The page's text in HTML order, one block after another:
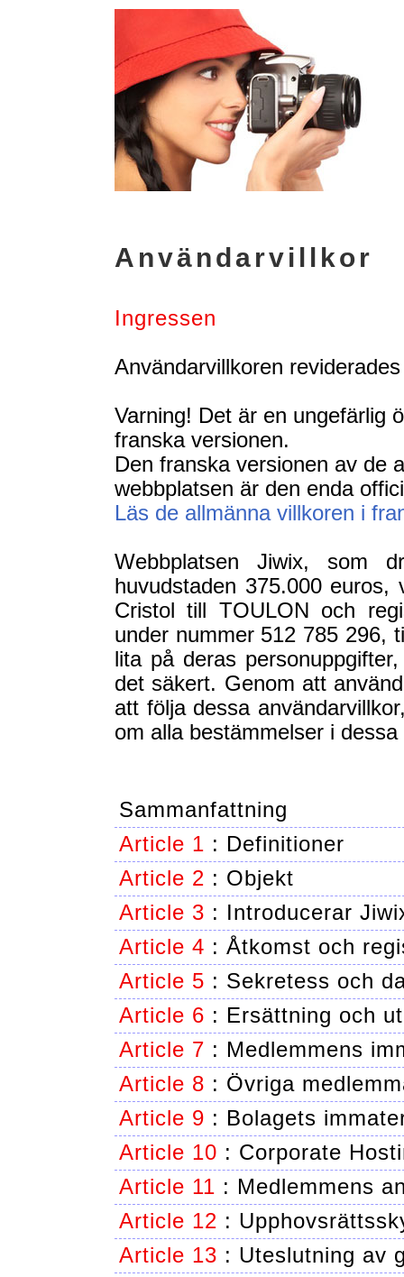
Användarvillkor
Ingressen
Användarvillkoren
Varning! Det är en ungefärlig
franska versionen.
Den franska versionen av de
webbplatsen är den enda
Läs de allmänna villkoren i
Webbplatsen Jiwix, som
huvudstaden 375.000
Cristol till TOULON och
under nummer 512 785 296,
lita på deras
det säkert. Genom att
att följa dessa
om alla bestämmelser i
Sammanfattning
Article 1 : Definitioner
Article 2 : Objekt
Article 3 : Introducerar
Article 4 : Åtkomst och
Article 5 : Sekretess och
Article 6 : Ersättning och
Article 7 : Medlemmens
Article 8 : Övriga
Article 9 : Bolagets
Article 10 : Corporate
Article 11 : Medlemmens
Article 12 :
Article 13 : Uteslutning av